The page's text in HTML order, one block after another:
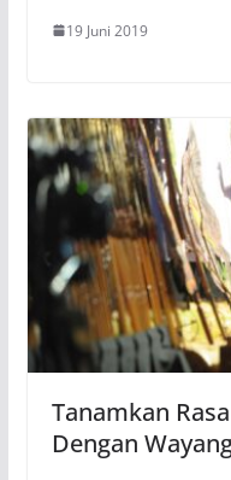
19 Juni 2019
Tanamkan
Dengan